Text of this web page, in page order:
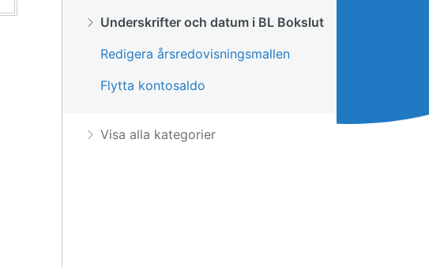
Underskrifter och datum i BL Bokslut
Redigera årsredovisningsmallen
Flytta kontosaldo
Visa alla kategorier